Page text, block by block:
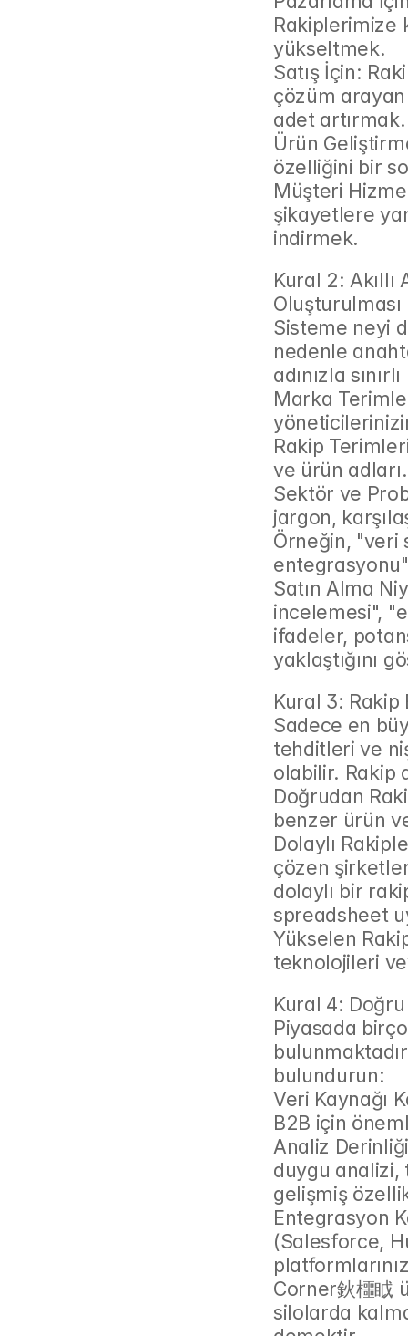
Rakiplerimize
yükseltmek.
Satış İçin:
çözüm arayan
adet
Ürün
özelliğini bir
Müşteri
şikayetlere
indirmek.
Kural 2:
Oluşturulması
Sisteme neyi
nedenle
adınızla
Marka
Rakip
ve ürün adları.
Sektör ve
jargon,
Örneğin, "veri
Satın Alma
incelemesi",
ifadeler,
yaklaştığını
Kural 3: Rakip
Sadece en
tehditleri ve
olabilir. Rakip
Doğrudan
benzer ürün
Dolaylı
çözen
dolaylı bir
spreadsheet
Yükselen
teknolojileri
Kural 4:
Piyasada
bulundurun:
Veri Kaynağı
B2B için
Analiz
duygu
gelişmiş
Entegrasyon
(Salesforce,
Corner鈥櫮眓
silolarda